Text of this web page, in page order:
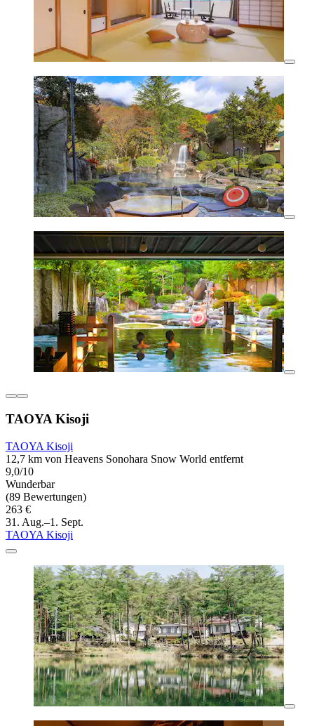
TAOYA Kisoji
TAOYA Kisoji
12,7 km von Heavens Sonohara Snow World entfernt
9,0/10
Wunderbar
(89 Bewertungen)
263 €
31. Aug.–1. Sept.
TAOYA Kisoji